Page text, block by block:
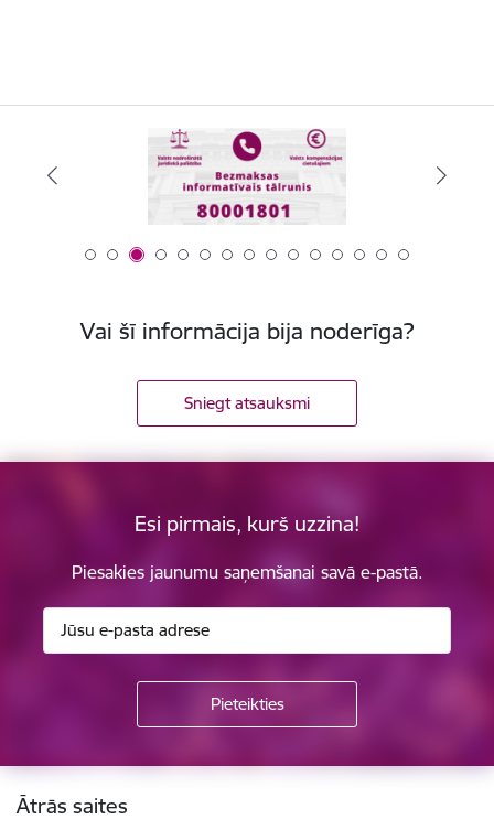
Vai šī informācija bija noderīga?
Sniegt atsauksmi
Esi pirmais, kurš uzzina!
Piesakies jaunumu saņemšanai savā e-pastā.
Kājene
Ātrās saites